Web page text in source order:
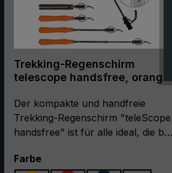
Trekking-Regenschirm
telescope handsfree, orange
Der kompakte und handfreie
Trekking-Regenschirm "teleScope
handsfree" ist für alle ideal, die bei
wollen und großen Wert auf ein
Farbeauswählen